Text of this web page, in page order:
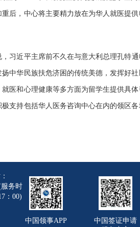
后，中心将主要精力放在为华人就医提
习近平主席前不久在与意大利总理孔特
中华民族扶危济困的传统美德，发挥好
医和心理健康等多方面为留学生提供具
支持包括华人医务咨询中心在内的领区
服务时
：00)
中国领事APP
中国签证申请